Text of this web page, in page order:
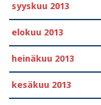
syyskuu 2013
elokuu 2013
heinäkuu 2013
kesäkuu 2013